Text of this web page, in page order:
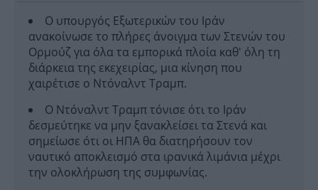
Ο υπουργός Εξωτερικών του Ιράν
ανακοίνωσε το πλήρες άνοιγμα των Στενών του
Ορμούζ για όλα τα εμπορικά πλοία καθ' όλη τη
διάρκεια της εκεχειρίας, μια κίνηση που
χαιρέτισε ο Ντόναλντ Τραμπ.
Ο Ντόναλντ Τραμπ τόνισε ότι το Ιράν
δεσμεύτηκε να μην ξανακλείσει τα Στενά και
σημείωσε ότι οι ΗΠΑ θα διατηρήσουν τον
ναυτικό αποκλεισμό στα ιρανικά λιμάνια μέχρι
την ολοκλήρωση της συμφωνίας.